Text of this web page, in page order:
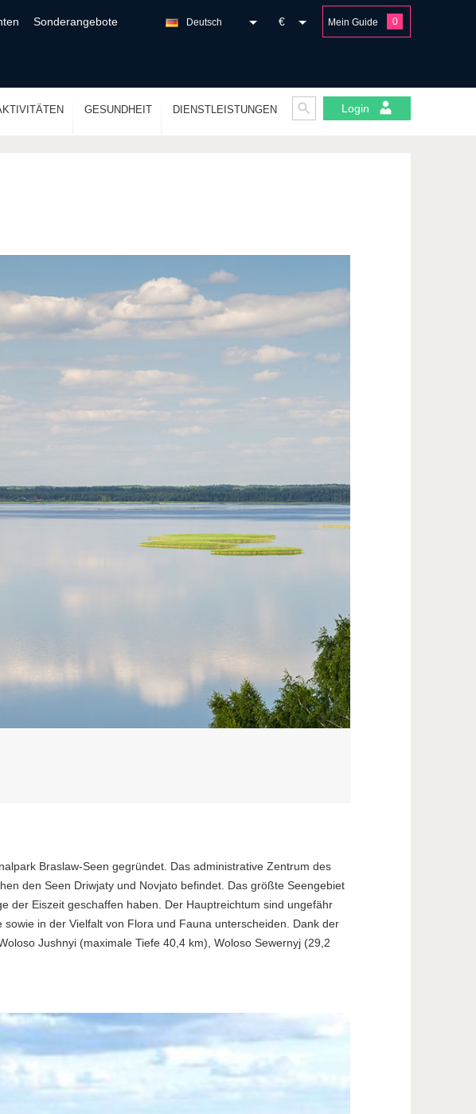
Sonderangebote Mein Guide 0
€
Deutsch
GESUNDHEIT DIENSTLEISTUNGEN Login
Braslaw-Seen gegründet. Das administrative Zentrum des
den Seen Driwjaty und Novjato befindet. Das größte Seengebiet
der Eiszeit geschaffen haben. Der Hauptreichtum sind ungefähr
in der Vielfalt von Flora und Fauna unterscheiden. Dank der
Jushnyi (maximale Tiefe 40,4 km), Woloso Sewernyj (29,2